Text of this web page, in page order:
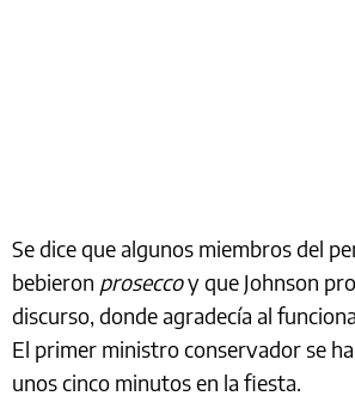
Se dice que algunos miembros del
bebieron proseccoy que Johnson
discurso, donde agradecía al
El primer ministro conservador se
unos cinco minutos en la fiesta.